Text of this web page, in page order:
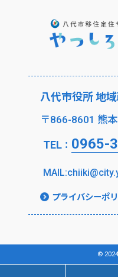
八代市役所 地
〒866-8601 熊
TEL： 0965-
プライバシーポ
©